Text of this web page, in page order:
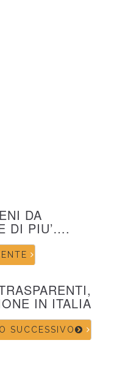
DA
DI PIU’….
IN ITALIA
SUCCESSIVO